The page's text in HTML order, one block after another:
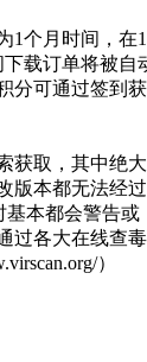
1个月时间，在1
载订单将被自
分可通过签到获
获取，其中绝大
版本都无法经过
基本都会警告或
过各大在线查毒
）